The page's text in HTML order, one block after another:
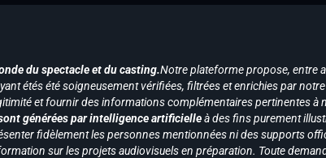
du spectacle et du casting.Notre plateforme propose, entre
étés été soigneusement vérifiées, filtrées et enrichies par notre
et fournir des informations complémentaires pertinentes à
générées par intelligence artificielleà des fins purement
fidèlement les personnes mentionnées ni des supports
sur les projets audiovisuels en préparation. Toute